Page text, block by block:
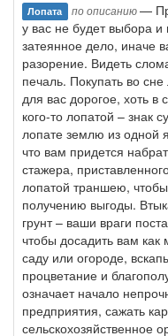
Лопата по описанию—
у вас не будет выбора и
затеянное дело, иначе
разорение. Видеть
печаль. Покупать во
для вас дорогое, хоть в
кого-то лопатой – знак
лопате землю из одной
что вам придется
стажера,
лопатой траншею,
получению выгоды.
грунт – ваши враги
чтобы досадить вам
саду или огороде,
процветание и
означает начало
предприятия, сажать
сельскохозяйственное